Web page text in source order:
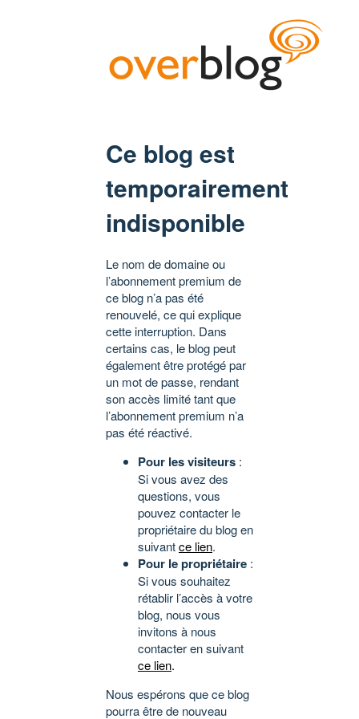
Ce blog est
temporairement
indisponible
Le nom de domaine ou
l’abonnement premium de
ce blog n’a pas été
renouvelé, ce qui explique
cette interruption. Dans
certains cas, le blog peut
également être protégé par
un mot de passe, rendant
son accès limité tant que
l’abonnement premium n’a
pas été réactivé.
Pour les visiteurs :
Si vous avez des
questions, vous
pouvez contacter le
propriétaire du blog en
suivantce lien.
Pour le propriétaire :
Si vous souhaitez
rétablir l’accès à votre
blog, nous vous
invitons à nous
contacter en suivant
ce lien.
Nous espérons que ce blog
pourra être de nouveau